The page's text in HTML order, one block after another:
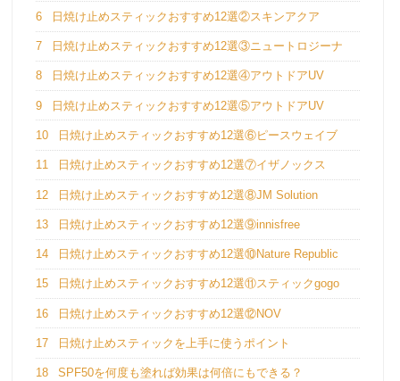
6 日焼け止めスティックおすすめ12選②スキンアクア
7 日焼け止めスティックおすすめ12選③ニュートロジーナ
8 日焼け止めスティックおすすめ12選④アウトドアUV
9 日焼け止めスティックおすすめ12選⑤アウトドアUV
10 日焼け止めスティックおすすめ12選⑥ピースウェイブ
11 日焼け止めスティックおすすめ12選⑦イザノックス
12 日焼け止めスティックおすすめ12選⑧JM Solution
13 日焼け止めスティックおすすめ12選⑨innisfree
14 日焼け止めスティックおすすめ12選⑩Nature Republic
15 日焼け止めスティックおすすめ12選⑪スティックgogo
16 日焼け止めスティックおすすめ12選⑫NOV
17 日焼け止めスティックを上手に使うポイント
18 SPF50を何度も塗れば効果は何倍にもできる？